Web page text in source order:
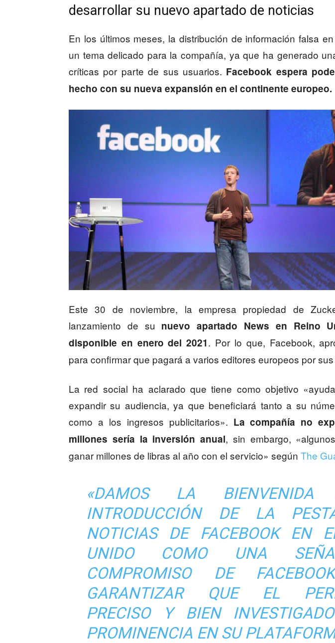
desarrollar su nuevo apartado de noticias
En los últimos meses, la distribución de información falsa
un tema delicado para la compañía, ya que ha generado
críticas por parte de sus usuarios. Facebook espera
hecho con su nueva expansión en el continente europeo.
Este 30 de noviembre, la empresa propiedad de
lanzamiento de su nuevo apartado News en Reino
disponible en enero del 2021. Por lo que, Facebook,
para confirmar que pagará a varios editores europeos por
La red social ha aclarado que tiene como objetivo
expandir su audiencia, ya que beneficiará tanto a su
como a los ingresos publicitarios». La compañía no
millones sería la inversión anual, sin embargo,
ganar millones de libras al año con el servicio» según The
«DAMOS LA
INTRODUCCIÓN DE LA
NOTICIAS DE FACEBOOK EN
UNIDO COMO UNA
COMPROMISO DE
GARANTIZAR QUE EL
PRECISO Y BIEN
PROMINENCIA EN SU